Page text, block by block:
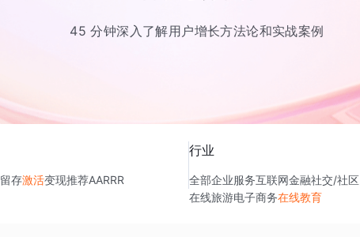
45 分钟深入了解用户增长方法论和实战案例
留存激活变现推荐AARRR
行业
全部企业服务互联网金融社交/社区
在线旅游电子商务在线教育